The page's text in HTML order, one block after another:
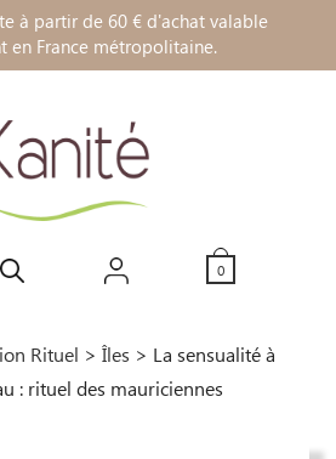
à partir de 60 € d'achat valable
en France métropolitaine.
0
Rituel > Îles > La sensualité à
: rituel des mauriciennes